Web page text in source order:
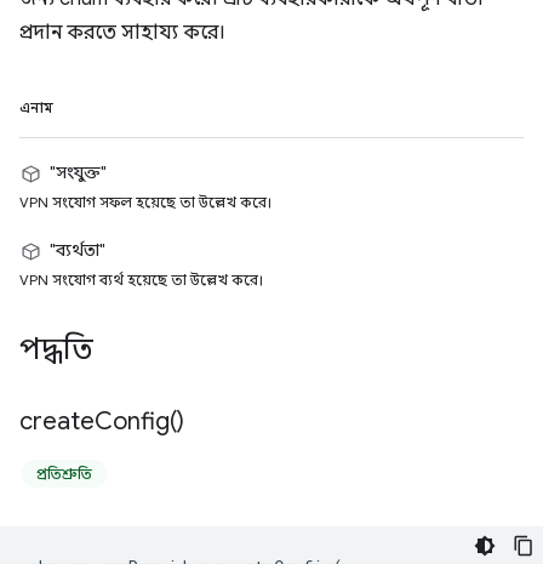
প্রদান করতে সাহায্য করে।
এনাম
"সংযুক্ত"
VPN সংযোগ সফল হয়েছে তা উল্লেখ করে।
"ব্যর্থতা"
VPN সংযোগ ব্যর্থ হয়েছে তা উল্লেখ করে।
পদ্ধতি
createConfig()
প্রতিশ্রুতি